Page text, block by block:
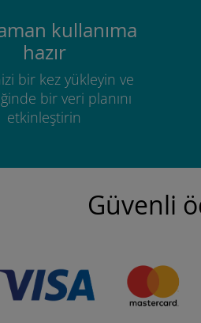
kullanıma
hazır
bir kez yükleyin ve
bir veri planını
etkinleştirin
Güvenli